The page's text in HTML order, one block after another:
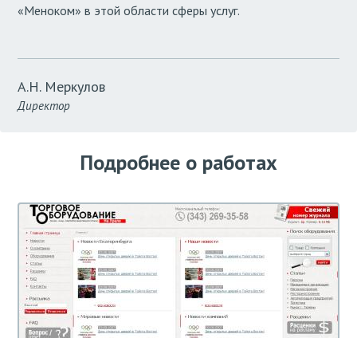
«Меноком» в этой области сферы услуг.
А.Н. Меркулов
Директор
Подробнее о работах